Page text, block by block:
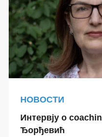
НОВОСТИ
Интервју о
Ђорђевић